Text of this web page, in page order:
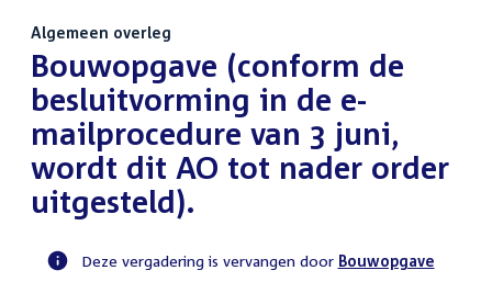
Algemeen overleg
:Bouwopgave (conform de
besluitvorming in de e-
mailprocedure van 3 juni,
wordt dit AO tot nader order
uitgesteld).
Deze vergadering is vervangen door Bouwopgave